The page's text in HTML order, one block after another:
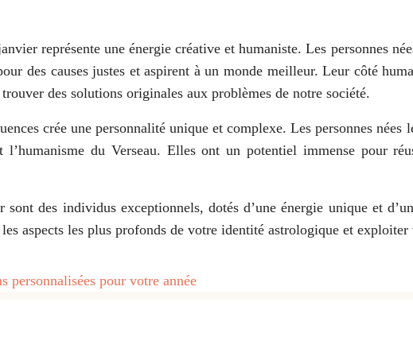
représente une énergie créative et humaniste. Les personnes
des causes justes et aspirent à un monde meilleur. Leur côté
des solutions originales aux problèmes de notre société.
crée une personnalité unique et complexe. Les personnes
du Verseau. Elles ont un potentiel immense pour
sont des individus exceptionnels, dotés d’une énergie unique et
aspects les plus profonds de votre identité astrologique et
personnalisées pour votre année